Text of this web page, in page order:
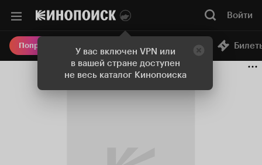
У вас включен VPN или
в вашей стране доступен
не весь каталог Кинопоиска
Войти
Попробовать Плюс Онлайн-кинотеатр